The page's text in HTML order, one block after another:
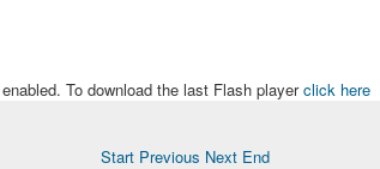
To download the last Flash playerclick here
Start Previous Next End